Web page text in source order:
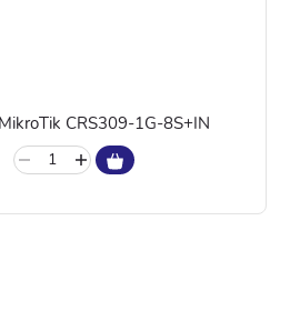
CRS309-1G-8S+IN